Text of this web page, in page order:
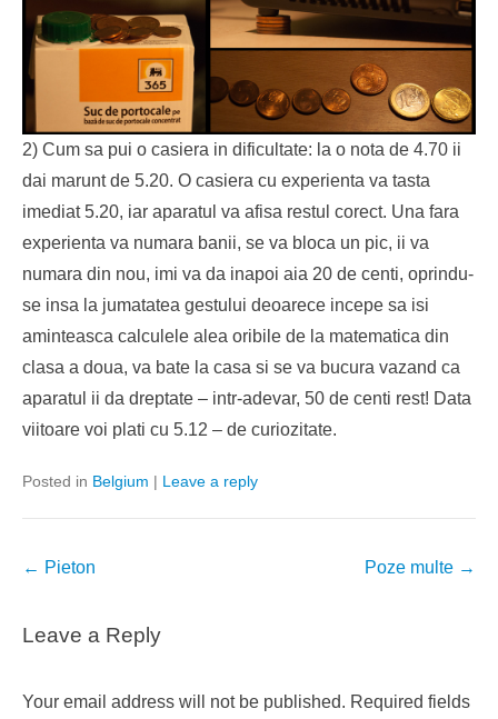
2) Cum sa pui o casiera in dificultate: la o nota de 4.70 ii
dai marunt de 5.20. O casiera cu experienta va tasta
imediat 5.20, iar aparatul va afisa restul corect. Una fara
experienta va numara banii, se va bloca un pic, ii va
numara din nou, imi va da inapoi aia 20 de centi, oprindu-
se insa la jumatatea gestului deoarece incepe sa isi
aminteasca calculele alea oribile de la matematica din
clasa a doua, va bate la casa si se va bucura vazand ca
aparatul ii da dreptate – intr-adevar, 50 de centi rest! Data
viitoare voi plati cu 5.12 – de curiozitate.
Posted in Belgium | Leave a reply
Post
← Pieton Poze multe →
Leave a Reply
Your email address will not be published. Required fields